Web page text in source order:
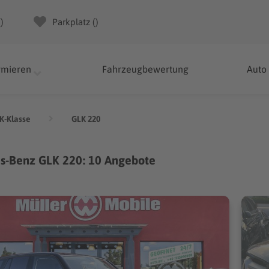
) Parkplatz ()
Fahrzeugbewertung Auto
Klasse GLK 220
Benz GLK 220: 10 Angebote